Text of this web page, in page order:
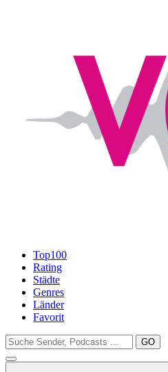
Top100
Rating
Städte
Genres
Länder
Favorit
GO